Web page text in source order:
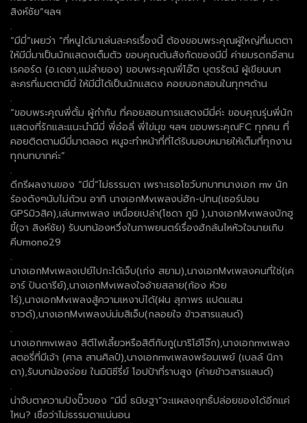
สิงห์ชัย”ฯลฯ
.
“มีมี่”เผยว่า “ที่หนูได้มาเล่นละครเรื่องนี้ ต้องขอบพระคุณผู้ใหญ่ที่เมตตา
ให้มีมี่มาเป็นนักแสดงเต็มตัว ขอบคุณต้นสังกัดของมีมี่ ค่ายมรดกอีสาน
เรคอร์ด (อ.เดชา,แม่ลำยอง) ขอบพระคุณพี่โอ๊ต บุตรรัตน์ ผู้เขียนบท
ละครที่เมตตามีมี่ ให้มีมี่ได้เป็นนักแสดง คอยบอกสอนในทุกๆด้าน
.
“ขอบพระคุณพี่ตั้ม ผู้กำกับ ที่คอยสอนการแสดงมีมี่ค่ะ ขอบคุณรุ่นพี่นัก
แสดงที่รักและแนะนำมีมี่ พี่อ๋อลี่ พี่ไข่มุข ฯลฯ ขอบพระคุณFC ทุกคน ที่
คอยติดตามมีมี่มาตลอด หนูจะทำหน้าที่ที่ได้รับมอบหมายให้เต็มที่ทุกงาน
ทุกบทบาทค่ะ”
.
ดีกรีผลงานของ “มีมี่”ไม่ธรรมดา เพราะเธอโชว์บทบาทนางเอก mv นัก
ร้องดังๆนับไม่ถ้วน อาทิ นางเอกMvเพลงบ่ฮัก-บ่ทน(เซอร์ปอน
GPSมิวสิค),เล่นmvเพลง เหนื่อยเปล่า(โซดา ภูมิ ),นางเอกMvเพลงบักฮู
ขี้(จา สิงห์ชัย) รับบทน้องหวึ่งในภาพยนตร์เรื่องฮักล้นไหหัวใจนายเกิบ
คีบmono29
.
นางเอกMvเพลงเปย์ไปกะได้เจ็บ(เก่ง สยาม),นางเอกMvเพลงคนที่ใช่(เค
อาร์ ปันดารีย์),นางเอกMvเพลงใจอ้ายสลาย(ก้อง ห้วย
ไร่),นางเอกMvเพลงสู้ความเหงาบ่ได้(ฝน สุภาพร แปดแสน
ซาวด์),นางเอกMvเพลงบ่ม่มสิเจ็บ(กลอยใจ ข้าวสารแลนด์)
.
นางเอกmvเพลง สิตีไฟเลี้ยวหรือสิตีกับกู(มาริโอ้โจ๊ก),นางเอกmvเพลง
สตอรี่ที่มีเจ้า (ศาล สานศิลป์),นางเอกmvเพลงพร้อมเพย์ (เบลล์ นิภา
ดา),รับบทน้องจ่อย ในมินิซีรี่ย์ โอปป้าที่ราบสูง (ค่ายข้าวสารแลนด์)
.
น่าจับตาความปังปั๊วของ “มีมี่ ธนิษฐา”จะแผลงฤทธิ์ปล่อยของได้อีกแค่
ไหน? เชื่อว่าไม่ธรรมดาแน่นอน